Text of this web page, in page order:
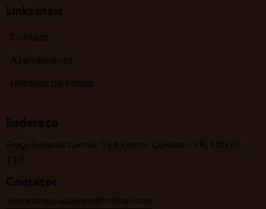
Links úteis
Contato
Atendimento
Horários de Missas
Endereço
Praça Senador Correia, 128 Centro, Curitiba – PR, 80010-
210
Contatos
secretaria.guadalupe@hotmail.com